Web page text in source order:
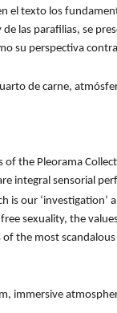
el texto los
las parafilias, se
su perspectiva
de carne,
of the Pleorama
integral sensorial
is our
sexuality, the
the most
immersive